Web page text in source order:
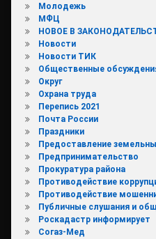
Молодежь
МФЦ
НОВОЕ В
Новости
Новости ТИК
Общественные
Округ
Охрана труда
Перепись 2021
Почта России
Праздники
Предоставление
Предпринимательство
Прокуратура района
Противодействие
Противодействие
Публичные слушания и
Роскадастр информирует
Согаз-Мед